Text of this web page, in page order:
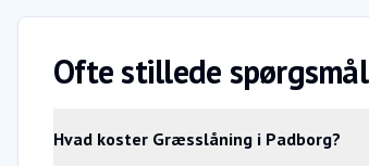
Ofte stillede spørgsmål
Hvad koster Græsslåning i Padborg?